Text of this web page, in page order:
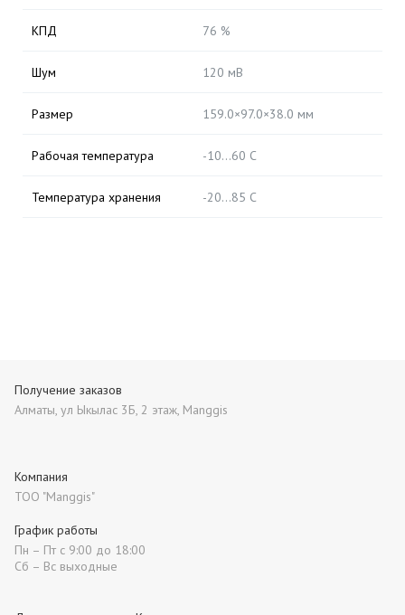
КПД 76 %
Шум 120 мВ
Размер 159.0×97.0×38.0 мм
Рабочая температура -10...60 С
Температура хранения -20...85 С
Получение заказов
Алматы, ул Ыкылас 3Б, 2 этаж, Manggis
Компания
ТОО "Manggis"
График работы
Пн – Пт с 9:00 до 18:00
Сб – Вс выходные